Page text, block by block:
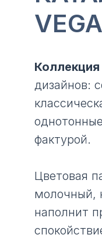
Коллекция
дизайнов:
фактурой.
Цветовая
молочный,
наполнит